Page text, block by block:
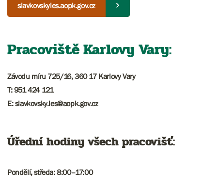
slavkovskyles.aopk.gov.cz
Pracoviště Karlovy Vary:
Závodu míru 725/16, 360 17 Karlovy Vary
T: 951 424 121
E: slavkovsky.les@aopk.gov.cz
Úřední hodiny všech pracovišť:
Pondělí, středa: 8:00–17:00